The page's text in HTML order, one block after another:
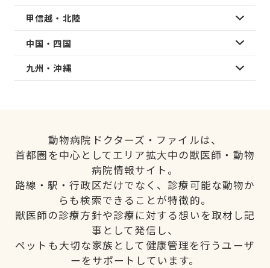
甲信越・北陸
中国・四国
九州・沖縄
動物病院ドクターズ・ファイルは、
首都圏を中心としてエリア拡大中の獣医師・動物
病院情報サイト。
路線・駅・行政区だけでなく、診療可能な動物か
らも検索できることが特徴的。
獣医師の診療方針や診療に対する想いを取材し記
事として発信し、
ペットも大切な家族として健康管理を行うユーザ
ーをサポートしています。